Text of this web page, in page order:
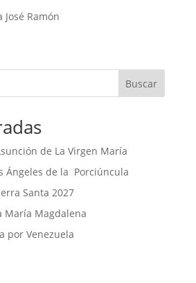
José Ramón
Buscar
de La Virgen María
Ángeles de la Porciúncula
Santa 2027
María Magdalena
por Venezuela